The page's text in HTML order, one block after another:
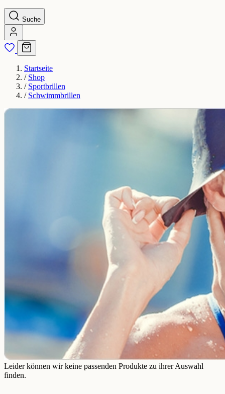
Suche
Startseite
/ Shop
/ Sportbrillen
/ Schwimmbrillen
Leider können wir keine passenden Produkte zu ihrer Auswahl
finden.